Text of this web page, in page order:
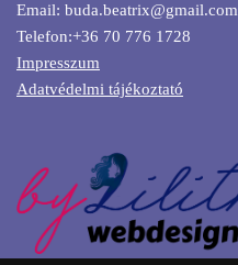
Email: buda.beatrix@gmail.com
Telefon:+36 70 776 1728
Impresszum
Adatvédelmi tájékoztató